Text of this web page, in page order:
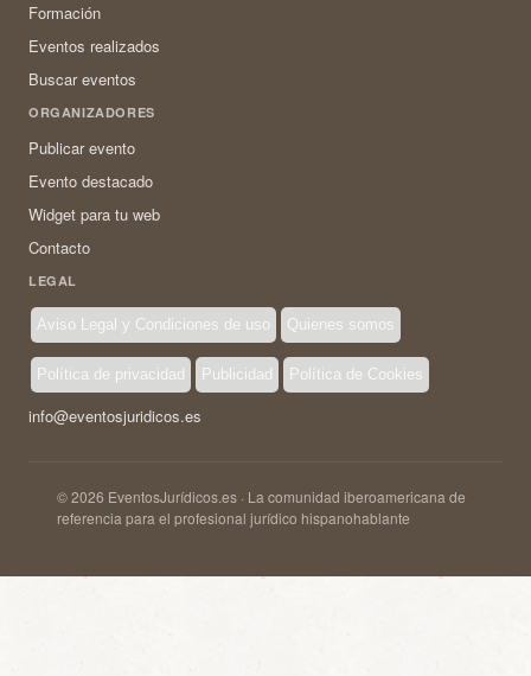
Formación
Eventos realizados
Buscar eventos
ORGANIZADORES
Publicar evento
Evento destacado
Widget para tu web
Contacto
LEGAL
Aviso Legal y Condiciones de uso Quienes somos
Política de privacidad Publicidad Política de Cookies
info@eventosjuridicos.es
© 2026 EventosJurídicos.es · La comunidad iberoamericana de
referencia para el profesional jurídico hispanohablante